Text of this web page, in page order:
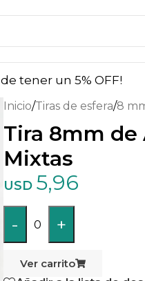
de tener un 5% OFF!
Inicio/Tiras de esfera/8
Tira 8mm
Mixtas
USD 5,96
- 0 +
Ver carrito